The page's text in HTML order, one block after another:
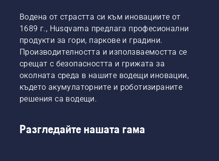
Водена от страстта си към иновациите от
1689 г., Husqvarna предлага професионални
продукти за гори, паркове и градини.
Производителността и използваемостта се
срещат с безопасността и грижата за
околната среда в нашите водещи иновации,
където акумулаторните и роботизираните
решения са водещи.
Разгледайте нашата гама